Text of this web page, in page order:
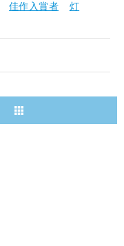
佳作入賞者
灯